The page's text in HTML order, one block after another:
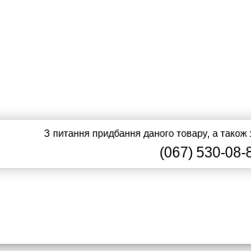
З питання придбання даного товару, а
(067) 530-08-